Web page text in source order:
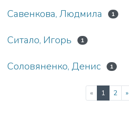
Савенкова, Людмила 1
Ситало, Игорь 1
Соловяненко, Денис 1
« 1(current)
2 »